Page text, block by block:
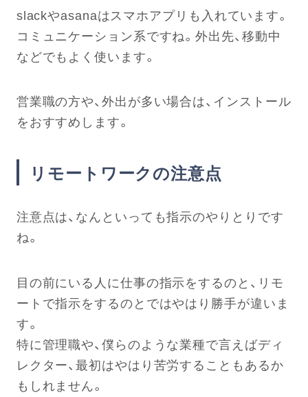
slackやasanaはスマホアプリも入れています。
コミュニケーション系ですね。外出先、移動中
などでもよく使います。
営業職の方や、外出が多い場合は、インストール
をおすすめします。
リモートワークの注意点
注意点は、なんといっても指示のやりとりです
ね。
目の前にいる人に仕事の指示をするのと、リモ
ートで指示をするのとではやはり勝手が違いま
す。
特に管理職や、僕らのような業種で言えばディ
レクター、最初はやはり苦労することもあるか
もしれません。